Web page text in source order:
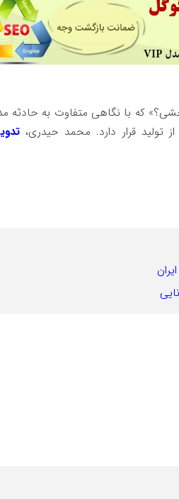
که با نگاهی متفاوت به حادثه
تولید قرار دارد. محمد حیدری،